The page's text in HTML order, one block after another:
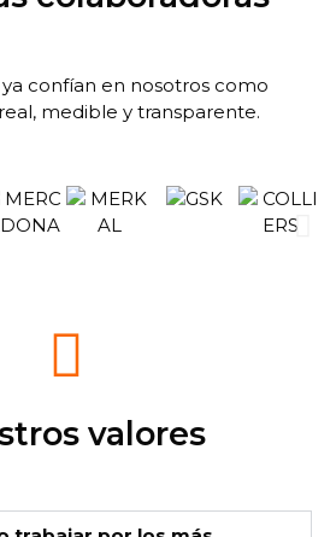
confían en nosotros como
medible y transparente.
valores